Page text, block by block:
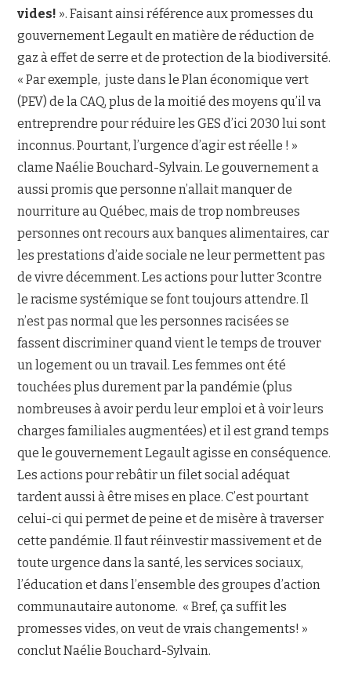
vides! ». Faisant ainsi référence aux promesses du
gouvernement Legault en matière de réduction de
gaz à effet de serre et de protection de la biodiversité.
« Par exemple, juste dans le Plan économique vert
(PEV) de la CAQ, plus de la moitié des moyens qu’il va
entreprendre pour réduire les GES d’ici 2030 lui sont
inconnus. Pourtant, l’urgence d’agir est réelle ! »
clame Naélie Bouchard-Sylvain. Le gouvernement a
aussi promis que personne n’allait manquer de
nourriture au Québec, mais de trop nombreuses
personnes ont recours aux banques alimentaires, car
les prestations d’aide sociale ne leur permettent pas
de vivre décemment. Les actions pour lutter 3contre
le racisme systémique se font toujours attendre. Il
n’est pas normal que les personnes racisées se
fassent discriminer quand vient le temps de trouver
un logement ou un travail. Les femmes ont été
touchées plus durement par la pandémie (plus
nombreuses à avoir perdu leur emploi et à voir leurs
charges familiales augmentées) et il est grand temps
que le gouvernement Legault agisse en conséquence.
Les actions pour rebâtir un filet social adéquat
tardent aussi à être mises en place. C’est pourtant
celui-ci qui permet de peine et de misère à traverser
cette pandémie. Il faut réinvestir massivement et de
toute urgence dans la santé, les services sociaux,
l’éducation et dans l’ensemble des groupes d’action
communautaire autonome. « Bref, ça suffit les
promesses vides, on veut de vrais changements! »
conclut Naélie Bouchard-Sylvain.